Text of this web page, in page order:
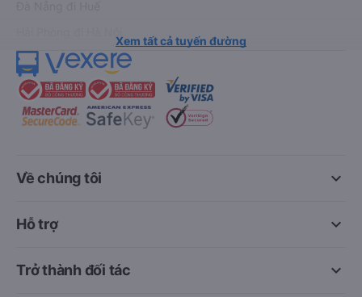
Xem tất cả tuyến đường
keyboard_arrow_down
Về chúng tôi
keyboard_arrow_down
Hỗ trợ
keyboard_arrow_down
Trở thành đối tác